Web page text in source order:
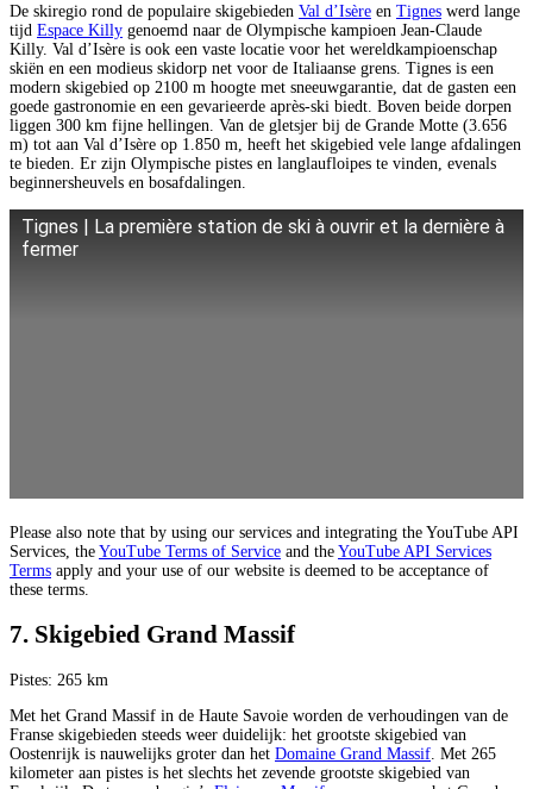
De skiregio rond de populaire skigebieden Val d’Isère en Tignes werd lange
tijd Espace Killy genoemd naar de Olympische kampioen Jean-Claude
Killy. Val d’Isère is ook een vaste locatie voor het wereldkampioenschap
skiën en een modieus skidorp net voor de Italiaanse grens. Tignes is een
modern skigebied op 2100 m hoogte met sneeuwgarantie, dat de gasten een
goede gastronomie en een gevarieerde après-ski biedt. Boven beide dorpen
liggen 300 km fijne hellingen. Van de gletsjer bij de Grande Motte (3.656
m) tot aan Val d’Isère op 1.850 m, heeft het skigebied vele lange afdalingen
te bieden. Er zijn Olympische pistes en langlaufloipes te vinden, evenals
beginnersheuvels en bosafdalingen.
Tignes | La première station de ski à ouvrir et la dernière à
fermer
Please also note that by using our services and integrating the YouTube API
Services, the YouTube Terms of Service and the YouTube API Services
Terms apply and your use of our website is deemed to be acceptance of
these terms.
7. Skigebied Grand Massif
Pistes: 265 km
Met het Grand Massif in de Haute Savoie worden de verhoudingen van de
Franse skigebieden steeds weer duidelijk: het grootste skigebied van
Oostenrijk is nauwelijks groter dan het Domaine Grand Massif . Met 265
kilometer aan pistes is het slechts het zevende grootste skigebied van